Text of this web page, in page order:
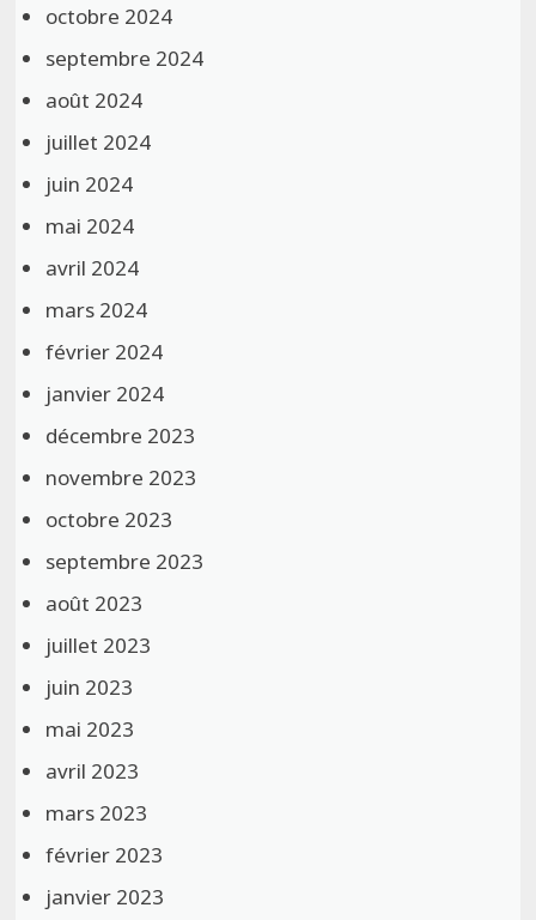
octobre 2024
septembre 2024
août 2024
juillet 2024
juin 2024
mai 2024
avril 2024
mars 2024
février 2024
janvier 2024
décembre 2023
novembre 2023
octobre 2023
septembre 2023
août 2023
juillet 2023
juin 2023
mai 2023
avril 2023
mars 2023
février 2023
janvier 2023